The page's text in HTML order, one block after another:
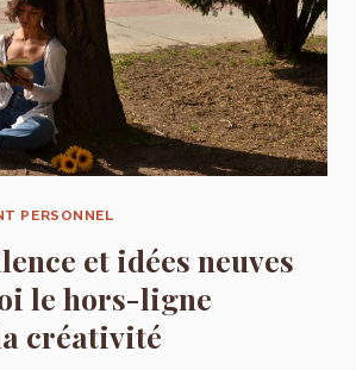
VRAIMENT
SUR
LES
FACTURES
PERSONNEL
et idées neuves
le hors-ligne
créativité